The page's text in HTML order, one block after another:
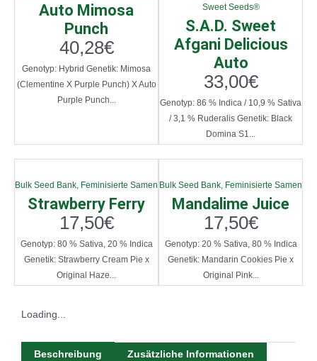
Auto Mimosa
Punch
40,28€
Genotyp: Hybrid Genetik: Mimosa
(Clementine X Purple Punch) X Auto
Purple Punch...
Sweet Seeds®
S.A.D. Sweet
Afgani Delicious
Auto
33,00€
Genotyp: 86 % Indica / 10,9 % Sativa
/ 3,1 % Ruderalis Genetik: Black
Domina S1...
Bulk Seed Bank, Feminisierte Samen
Strawberry Ferry
17,50€
Genotyp: 80 % Sativa, 20 % Indica
Genetik: Strawberry Cream Pie x
Original Haze...
Bulk Seed Bank, Feminisierte Samen
Mandalime Juice
17,50€
Genotyp: 20 % Sativa, 80 % Indica
Genetik: Mandarin Cookies Pie x
Original Pink...
Loading...
Beschreibung Zusätzliche Informationen